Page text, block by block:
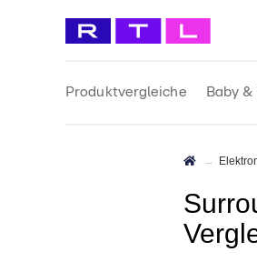
Produktvergleiche Baby &
Surround Kopfhörer Test 2026 • Die 10 besten Surround Kopfhörer im